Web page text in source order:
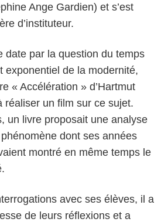
Ange Gardien) et s’est
d’instituteur.
date par la question du temps
exponentiel de la modernité,
« Accélération » d’Hartmut
réaliser un film sur ce sujet.
un livre proposait une analyse
dont ses années
montré en même temps le
avec ses élèves, il a
de leurs réflexions et a